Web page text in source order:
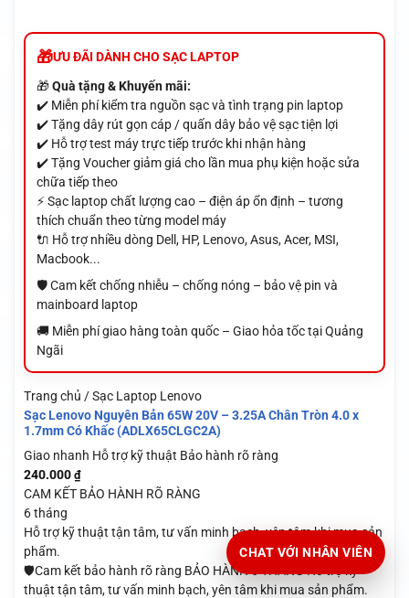
ƯU ĐÃI DÀNH CHO SẠC LAPTOP
🎁Quà tặng & Khuyến mãi:
✔️ Miễn phí kiểm tra nguồn sạc và tình trạng pin laptop
✔️ Tặng dây rút gọn cáp / quấn dây bảo vệ sạc tiện lợi
✔️ Hỗ trợ test máy trực tiếp trước khi nhận hàng
✔️ Tặng Voucher giảm giá cho lần mua phụ kiện hoặc sửa
chữa tiếp theo
⚡ Sạc laptop chất lượng cao – điện áp ổn định – tương
thích chuẩn theo từng model máy
🔌 Hỗ trợ nhiều dòng Dell, HP, Lenovo, Asus, Acer, MSI,
Macbook...
🛡️ Cam kết chống nhiễu – chống nóng – bảo vệ pin và
mainboard laptop
🚚 Miễn phí giao hàng toàn quốc – Giao hỏa tốc tại Quảng
Ngãi
Trang chủ / Sạc Laptop Lenovo
Sạc Lenovo Nguyên Bản 65W 20V – 3.25A Chân Tròn 4.0 x
1.7mm Có Khấc (ADLX65CLGC2A)
Giao nhanh Hỗ trợ kỹ thuật Bảo hành rõ ràng
240.000 ₫
CAM KẾT BẢO HÀNH RÕ RÀNG
6 tháng
Hỗ trợ kỹ thuật tận tâm, tư vấn minh bạch, yên tâm khi mua sản
phẩm.
🛡️Cam kết bảo hành rõ ràng BẢO HÀNH 6 THÁNG Hỗ trợ kỹ
thuật tận tâm, tư vấn minh bạch, yên tâm khi mua sản phẩm.
CHAT VỚI NHÂN VIÊN